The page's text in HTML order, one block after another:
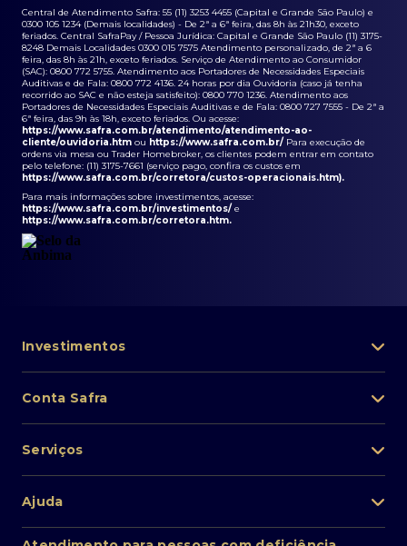
Central de Atendimento Safra: 55 (11) 3253 4455 (Capital e Grande São Paulo) e
0300 105 1234 (Demais localidades) - De 2ª a 6ª feira, das 8h às 21h30, exceto
feriados. Central SafraPay / Pessoa Jurídica: Capital e Grande São Paulo (11) 3175-
8248 Demais Localidades 0300 015 7575 Atendimento personalizado, de 2ª a 6
feira, das 8h às 21h, exceto feriados. Serviço de Atendimento ao Consumidor
(SAC): 0800 772 5755. Atendimento aos Portadores de Necessidades Especiais
Auditivas e de Fala: 0800 772 4136. 24 horas por dia Ouvidoria (caso já tenha
recorrido ao SAC e não esteja satisfeito): 0800 770 1236. Atendimento aos
Portadores de Necessidades Especiais Auditivas e de Fala: 0800 727 7555 - De 2ª a
6ª feira, das 9h às 18h, exceto feriados. Ou acesse:
https://www.safra.com.br/atendimento/atendimento-ao-
cliente/ouvidoria.htm ou https://www.safra.com.br/ Para execução de
ordens via mesa ou Trader Homebroker, os clientes podem entrar em contato
pelo telefone: (11) 3175-7661 (serviço pago, confira os custos em
https://www.safra.com.br/corretora/custos-operacionais.htm).
Para mais informações sobre investimentos, acesse:
https://www.safra.com.br/investimentos/ e
https://www.safra.com.br/corretora.htm.
Investimentos
Lista de fundos de investimento
Private Banking
Renda fixa
Conta Safra
Pessoa Física
Cartões
Empréstimos e financiamentos
Serviços
Perda/roubo de celular
Ajuda
Atendimento ao cliente